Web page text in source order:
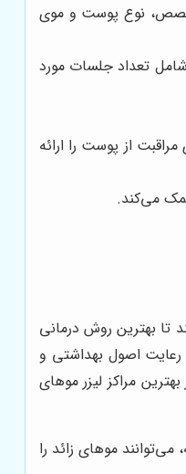
نوع پوست و موی
تعداد جلسات مورد
از پوست را ارائه
می‌کند.
بهترین روش درمانی
رعایت اصول بهداشتی و
مراکز لیزر موهای
موهای زائد را